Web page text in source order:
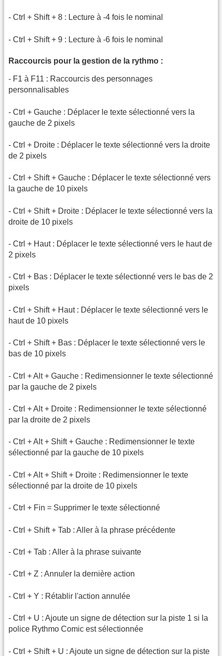
- Ctrl + Shift + 8 : Lecture à -4 fois le nominal
- Ctrl + Shift + 9 : Lecture à -6 fois le nominal
Raccourcis pour la gestion de la rythmo :
- F1 à F11 : Raccourcis des personnages
personnalisables
- Ctrl + Gauche : Déplacer le texte sélectionné vers la
gauche de 2 pixels
- Ctrl + Droite : Déplacer le texte sélectionné vers la droite
de 2 pixels
- Ctrl + Shift + Gauche : Déplacer le texte sélectionné vers
la gauche de 10 pixels
- Ctrl + Shift + Droite : Déplacer le texte sélectionné vers la
droite de 10 pixels
- Ctrl + Haut : Déplacer le texte sélectionné vers le haut de
2 pixels
- Ctrl + Bas : Déplacer le texte sélectionné vers le bas de 2
pixels
- Ctrl + Shift + Haut : Déplacer le texte sélectionné vers le
haut de 10 pixels
- Ctrl + Shift + Bas : Déplacer le texte sélectionné vers le
bas de 10 pixels
- Ctrl + Alt + Gauche : Redimensionner le texte sélectionné
par la gauche de 2 pixels
- Ctrl + Alt + Droite : Redimensionner le texte sélectionné
par la droite de 2 pixels
- Ctrl + Alt + Shift + Gauche : Redimensionner le texte
sélectionné par la gauche de 10 pixels
- Ctrl + Alt + Shift + Droite : Redimensionner le texte
sélectionné par la droite de 10 pixels
- Ctrl + Fin = Supprimer le texte sélectionné
- Ctrl + Shift + Tab : Aller à la phrase précédente
- Ctrl + Tab : Aller à la phrase suivante
- Ctrl + Z : Annuler la dernière action
- Ctrl + Y : Rétablir l'action annulée
- Ctrl + U : Ajoute un signe de détection sur la piste 1 si la
police Rythmo Comic est sélectionnée
- Ctrl + Shift + U : Ajoute un signe de détection sur la piste